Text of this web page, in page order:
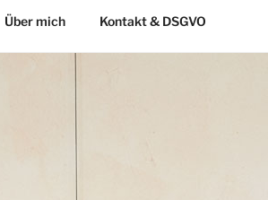
Über mich Kontakt & DSGVO